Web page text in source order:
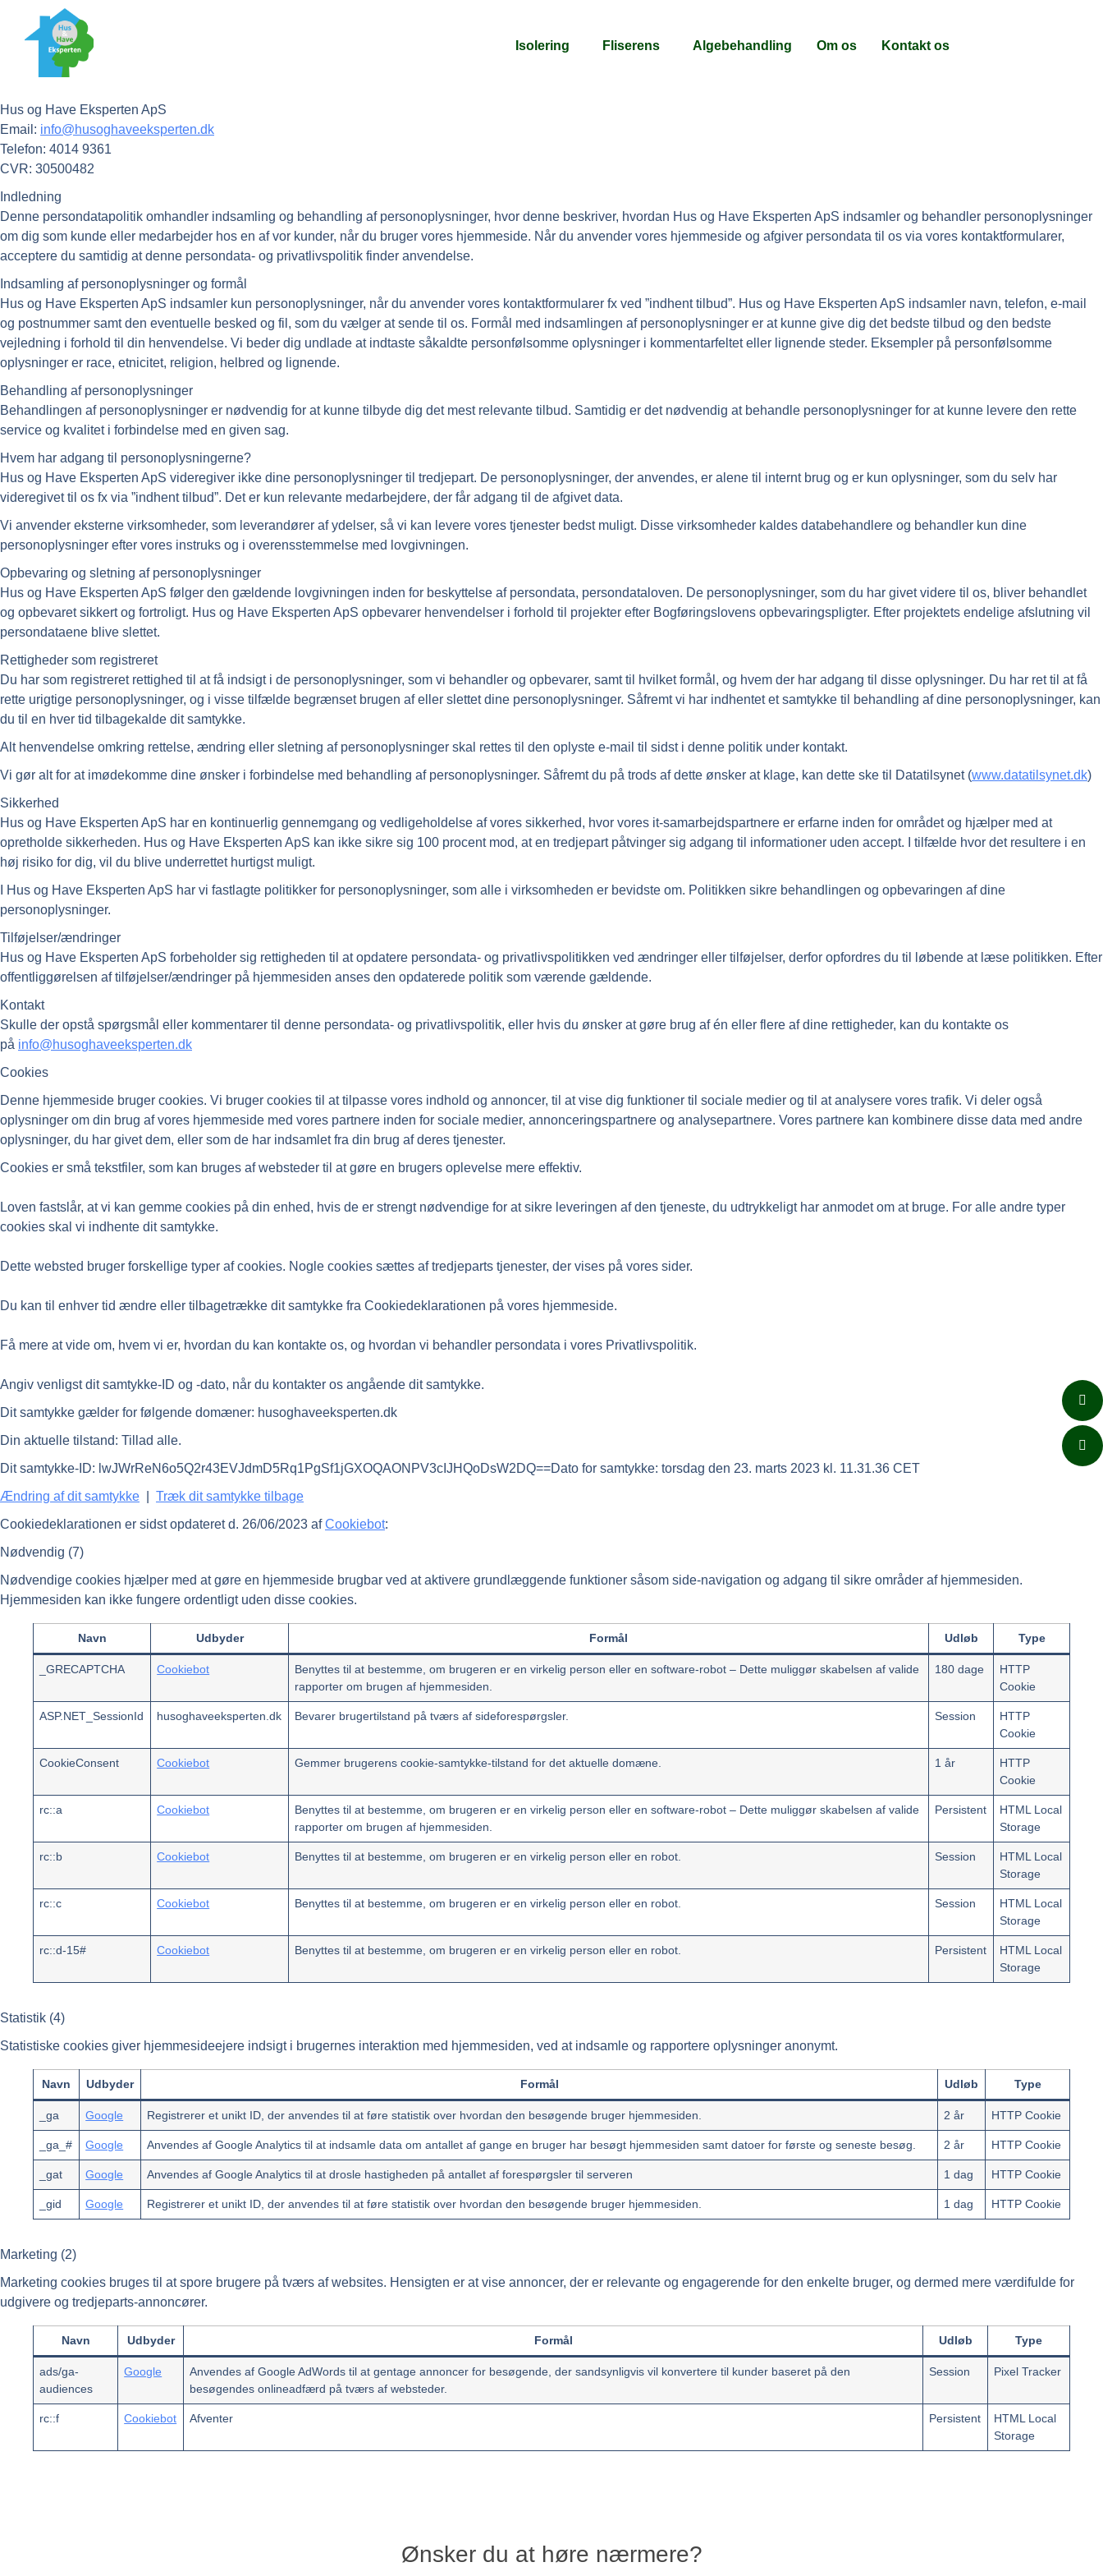
Isolering Fliserens Algebehandling Om os Kontakt os
Person-, data- og cookiepolitik
Kontaktoplysninger om den dataansvarlige
Hus og Have Eksperten ApS
Email: info@husoghaveeksperten.dk
Telefon: 4014 9361
CVR: 30500482
Indledning
Denne persondatapolitik omhandler indsamling og behandling af personoplysninger, hvor denne beskriver, hvordan Hus og Have Eksperten ApS indsamler og behandler personoplysninger
om dig som kunde eller medarbejder hos en af vor kunder, når du bruger vores hjemmeside. Når du anvender vores hjemmeside og afgiver persondata til os via vores kontaktformularer,
acceptere du samtidig at denne persondata- og privatlivspolitik finder anvendelse.
Indsamling af personoplysninger og formål
Hus og Have Eksperten ApS indsamler kun personoplysninger, når du anvender vores kontaktformularer fx ved ”indhent tilbud”. Hus og Have Eksperten ApS indsamler navn, telefon, e-mail
og postnummer samt den eventuelle besked og fil, som du vælger at sende til os. Formål med indsamlingen af personoplysninger er at kunne give dig det bedste tilbud og den bedste
vejledning i forhold til din henvendelse. Vi beder dig undlade at indtaste såkaldte personfølsomme oplysninger i kommentarfeltet eller lignende steder. Eksempler på personfølsomme
oplysninger er race, etnicitet, religion, helbred og lignende.
Behandling af personoplysninger
Behandlingen af personoplysninger er nødvendig for at kunne tilbyde dig det mest relevante tilbud. Samtidig er det nødvendig at behandle personoplysninger for at kunne levere den rette
service og kvalitet i forbindelse med en given sag.
Hvem har adgang til personoplysningerne?
Hus og Have Eksperten ApS videregiver ikke dine personoplysninger til tredjepart. De personoplysninger, der anvendes, er alene til internt brug og er kun oplysninger, som du selv har
videregivet til os fx via ”indhent tilbud”. Det er kun relevante medarbejdere, der får adgang til de afgivet data.
Vi anvender eksterne virksomheder, som leverandører af ydelser, så vi kan levere vores tjenester bedst muligt. Disse virksomheder kaldes databehandlere og behandler kun dine
personoplysninger efter vores instruks og i overensstemmelse med lovgivningen.
Opbevaring og sletning af personoplysninger
Hus og Have Eksperten ApS følger den gældende lovgivningen inden for beskyttelse af persondata, persondataloven. De personoplysninger, som du har givet videre til os, bliver behandlet
og opbevaret sikkert og fortroligt. Hus og Have Eksperten ApS opbevarer henvendelser i forhold til projekter efter Bogføringslovens opbevaringspligter. Efter projektets endelige afslutning vil
persondataene blive slettet.
Rettigheder som registreret
Du har som registreret rettighed til at få indsigt i de personoplysninger, som vi behandler og opbevarer, samt til hvilket formål, og hvem der har adgang til disse oplysninger. Du har ret til at få
rette urigtige personoplysninger, og i visse tilfælde begrænset brugen af eller slettet dine personoplysninger. Såfremt vi har indhentet et samtykke til behandling af dine personoplysninger, kan
du til en hver tid tilbagekalde dit samtykke.
Alt henvendelse omkring rettelse, ændring eller sletning af personoplysninger skal rettes til den oplyste e-mail til sidst i denne politik under kontakt.
Vi gør alt for at imødekomme dine ønsker i forbindelse med behandling af personoplysninger. Såfremt du på trods af dette ønsker at klage, kan dette ske til Datatilsynet (www.datatilsynet.dk)
Sikkerhed
Hus og Have Eksperten ApS har en kontinuerlig gennemgang og vedligeholdelse af vores sikkerhed, hvor vores it-samarbejdspartnere er erfarne inden for området og hjælper med at
opretholde sikkerheden. Hus og Have Eksperten ApS kan ikke sikre sig 100 procent mod, at en tredjepart påtvinger sig adgang til informationer uden accept. I tilfælde hvor det resultere i en
høj risiko for dig, vil du blive underrettet hurtigst muligt.
I Hus og Have Eksperten ApS har vi fastlagte politikker for personoplysninger, som alle i virksomheden er bevidste om. Politikken sikre behandlingen og opbevaringen af dine
personoplysninger.
Tilføjelser/ændringer
Hus og Have Eksperten ApS forbeholder sig rettigheden til at opdatere persondata- og privatlivspolitikken ved ændringer eller tilføjelser, derfor opfordres du til løbende at læse politikken. Efter
offentliggørelsen af tilføjelser/ændringer på hjemmesiden anses den opdaterede politik som værende gældende.
Kontakt
Skulle der opstå spørgsmål eller kommentarer til denne persondata- og privatlivspolitik, eller hvis du ønsker at gøre brug af én eller flere af dine rettigheder, kan du kontakte os
på info@husoghaveeksperten.dk
Cookies
Denne hjemmeside bruger cookies. Vi bruger cookies til at tilpasse vores indhold og annoncer, til at vise dig funktioner til sociale medier og til at analysere vores trafik. Vi deler også
oplysninger om din brug af vores hjemmeside med vores partnere inden for sociale medier, annonceringspartnere og analysepartnere. Vores partnere kan kombinere disse data med andre
oplysninger, du har givet dem, eller som de har indsamlet fra din brug af deres tjenester.
Cookies er små tekstfiler, som kan bruges af websteder til at gøre en brugers oplevelse mere effektiv.
Loven fastslår, at vi kan gemme cookies på din enhed, hvis de er strengt nødvendige for at sikre leveringen af den tjeneste, du udtrykkeligt har anmodet om at bruge. For alle andre typer
cookies skal vi indhente dit samtykke.
Dette websted bruger forskellige typer af cookies. Nogle cookies sættes af tredjeparts tjenester, der vises på vores sider.
Du kan til enhver tid ændre eller tilbagetrække dit samtykke fra Cookiedeklarationen på vores hjemmeside.
Få mere at vide om, hvem vi er, hvordan du kan kontakte os, og hvordan vi behandler persondata i vores Privatlivspolitik.
Angiv venligst dit samtykke-ID og -dato, når du kontakter os angående dit samtykke.
Dit samtykke gælder for følgende domæner: husoghaveeksperten.dk
Din aktuelle tilstand: Tillad alle.
Dit samtykke-ID: lwJWrReN6o5Q2r43EVJdmD5Rq1PgSf1jGXOQAONPV3cIJHQoDsW2DQ==Dato for samtykke: torsdag den 23. marts 2023 kl. 11.31.36 CET
Ændring af dit samtykke
Træk dit samtykke tilbage
Cookiedeklarationen er sidst opdateret d. 26/06/2023 afCookiebot:
Nødvendig (7)
Nødvendige cookies hjælper med at gøre en hjemmeside brugbar ved at aktivere grundlæggende funktioner såsom side-navigation og adgang til sikre områder af hjemmesiden.
Hjemmesiden kan ikke fungere ordentligt uden disse cookies.
Navn Udbyder Formål Udløb Type
_GRECAPTCHA Cookiebot
Benyttes til at bestemme, om brugeren er en virkelig person eller en software-robot – Dette muliggør skabelsen af valide
rapporter om brugen af hjemmesiden.
180 dage
HTTP
Cookie
ASP.NET_SessionId husoghaveeksperten.dk Bevarer brugertilstand på tværs af sideforespørgsler. Session
HTTP
Cookie
CookieConsent Cookiebot Gemmer brugerens cookie-samtykke-tilstand for det aktuelle domæne. 1 år
HTTP
Cookie
rc::a Cookiebot
Benyttes til at bestemme, om brugeren er en virkelig person eller en software-robot – Dette muliggør skabelsen af valide
rapporter om brugen af hjemmesiden.
Persistent
HTML Local
Storage
rc::b Cookiebot Benyttes til at bestemme, om brugeren er en virkelig person eller en robot. Session
HTML Local
Storage
rc::c Cookiebot Benyttes til at bestemme, om brugeren er en virkelig person eller en robot. Session
HTML Local
Storage
rc::d-15# Cookiebot Benyttes til at bestemme, om brugeren er en virkelig person eller en robot. Persistent
HTML Local
Storage
Statistik (4)
Statistiske cookies giver hjemmesideejere indsigt i brugernes interaktion med hjemmesiden, ved at indsamle og rapportere oplysninger anonymt.
Navn Udbyder Formål Udløb Type
_ga Google Registrerer et unikt ID, der anvendes til at føre statistik over hvordan den besøgende bruger hjemmesiden. 2 år HTTP Cookie
_ga_# Google Anvendes af Google Analytics til at indsamle data om antallet af gange en bruger har besøgt hjemmesiden samt datoer for første og seneste besøg. 2 år HTTP Cookie
_gat Google Anvendes af Google Analytics til at drosle hastigheden på antallet af forespørgsler til serveren 1 dag HTTP Cookie
_gid Google Registrerer et unikt ID, der anvendes til at føre statistik over hvordan den besøgende bruger hjemmesiden. 1 dag HTTP Cookie
Marketing (2)
Marketing cookies bruges til at spore brugere på tværs af websites. Hensigten er at vise annoncer, der er relevante og engagerende for den enkelte bruger, og dermed mere værdifulde for
udgivere og tredjeparts-annoncører.
Navn Udbyder Formål Udløb Type
ads/ga-
audiences
Google
Anvendes af Google AdWords til at gentage annoncer for besøgende, der sandsynligvis vil konvertere til kunder baseret på den
besøgendes onlineadfærd på tværs af websteder.
Session Pixel Tracker
rc::f Cookiebot Afventer Persistent
HTML Local
Storage
Ønsker du at høre nærmere?